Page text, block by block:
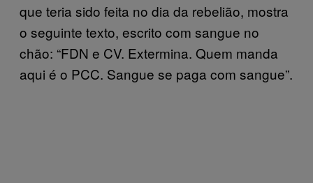
que teria sido feita no dia da rebelião, mostra
o seguinte texto, escrito com sangue no
chão: “FDN e CV. Extermina. Quem manda
aqui é o PCC. Sangue se paga com sangue”.